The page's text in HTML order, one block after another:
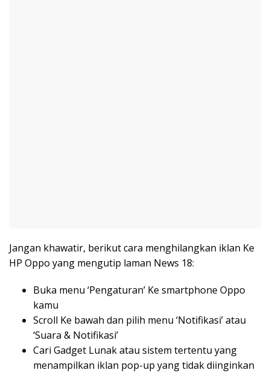
Jangan khawatir, berikut cara menghilangkan iklan Ke
HP Oppo yang mengutip laman News 18:
Buka menu ‘Pengaturan’ Ke smartphone Oppo
kamu
Scroll Ke bawah dan pilih menu ‘Notifikasi’ atau
‘Suara & Notifikasi’
Cari Gadget Lunak atau sistem tertentu yang
menampilkan iklan pop-up yang tidak diinginkan